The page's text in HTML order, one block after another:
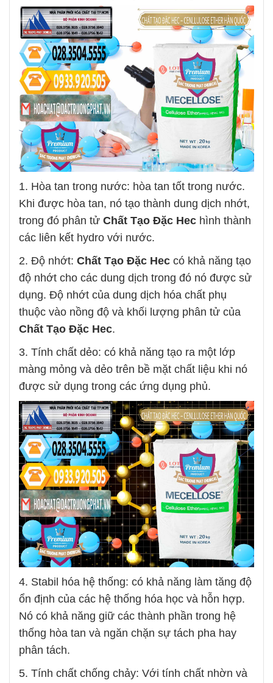
1. Hòa tan trong nước: hòa tan tốt trong nước.
Khi được hòa tan, nó tạo thành dung dịch nhớt,
trong đó phân tử Chất Tạo Đặc Hec hình thành
các liên kết hydro với nước.
2. Độ nhớt: Chất Tạo Đặc Hec có khả năng tạo
độ nhớt cho các dung dịch trong đó nó được sử
dụng. Độ nhớt của dung dịch hóa chất phụ
thuộc vào nồng độ và khối lượng phân tử của
Chất Tạo Đặc Hec.
3. Tính chất dẻo: có khả năng tạo ra một lớp
màng mỏng và dẻo trên bề mặt chất liệu khi nó
được sử dụng trong các ứng dụng phủ.
4. Stabil hóa hệ thống: có khả năng làm tăng độ
ổn định của các hệ thống hóa học và hỗn hợp.
Nó có khả năng giữ các thành phần trong hệ
thống hòa tan và ngăn chặn sự tách pha hay
phân tách.
5. Tính chất chống chảy: Với tính chất nhờn và